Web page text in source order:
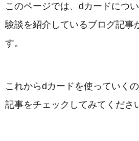
このページでは、dカードにつ
験談を紹介しているブログ記事
す。
これからdカードを使っていく
記事をチェックしてみてくださ